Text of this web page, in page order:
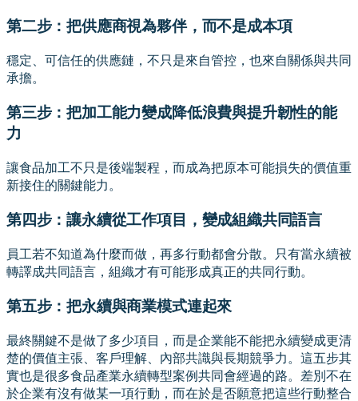
第二步：把供應商視為夥伴，而不是成本項
穩定、可信任的供應鏈，不只是來自管控，也來自關係與共同
承擔。
第三步：把加工能力變成降低浪費與提升韌性的能
力
讓食品加工不只是後端製程，而成為把原本可能損失的價值重
新接住的關鍵能力。
第四步：讓永續從工作項目，變成組織共同語言
員工若不知道為什麼而做，再多行動都會分散。只有當永續被
轉譯成共同語言，組織才有可能形成真正的共同行動。
第五步：把永續與商業模式連起來
最終關鍵不是做了多少項目，而是企業能不能把永續變成更清
楚的價值主張、客戶理解、內部共識與長期競爭力。這五步其
實也是很多食品產業永續轉型案例共同會經過的路。差別不在
於企業有沒有做某一項行動，而在於是否願意把這些行動整合